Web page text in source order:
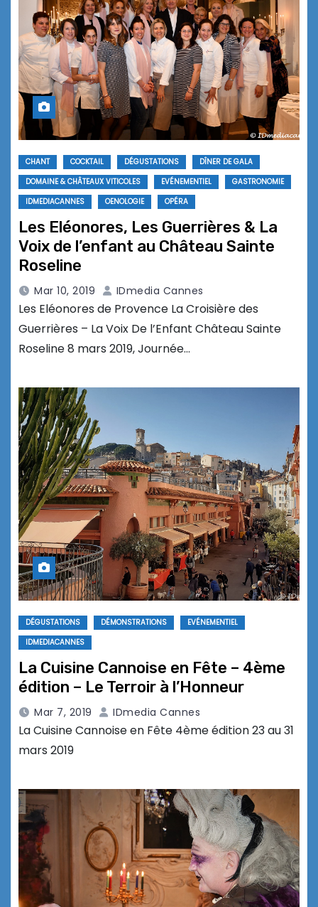
CHANT COCKTAIL DÉGUSTATIONS
DÎNER DE GALA
DOMAINE & CHÂTEAUX VITICOLES
EVÉNEMENTIEL
GASTRONOMIE
IDMEDIACANNES
OENOLOGIE OPÉRA
Les Eléonores, Les Guerrières & La
Voix de l’enfant au Château Sainte
Roseline
Mar 10, 2019 IDmedia Cannes
Les Eléonores de Provence La Croisière des
Guerrières – La Voix De l’Enfant Château Sainte
Roseline 8 mars 2019, Journée…
DÉGUSTATIONS DÉMONSTRATIONS
EVÉNEMENTIEL
IDMEDIACANNES
La Cuisine Cannoise en Fête – 4ème
édition – Le Terroir à l’Honneur
Mar 7, 2019 IDmedia Cannes
La Cuisine Cannoise en Fête 4ème édition 23 au 31
mars 2019